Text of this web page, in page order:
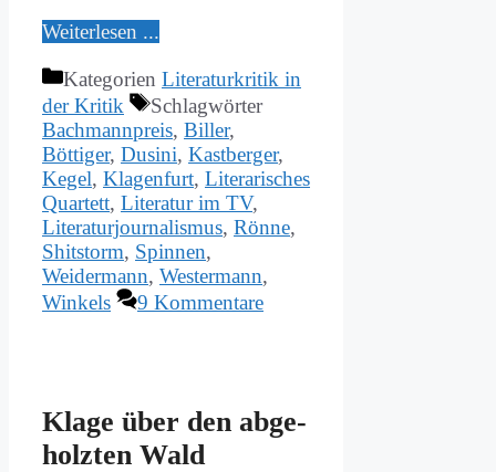
Wei­ter­le­sen ...
Kategorien Literaturkritik in
der Kritik
Schlagwörter
Bachmannpreis, Biller,
Böttiger, Dusini, Kastberger,
Kegel, Klagenfurt, Literarisches
Quartett, Literatur im TV,
Literaturjournalismus, Rönne,
Shitstorm, Spinnen,
Weidermann, Westermann,
Winkels
9 Kommentare
Kla­ge über den ab­ge­
holz­ten Wald